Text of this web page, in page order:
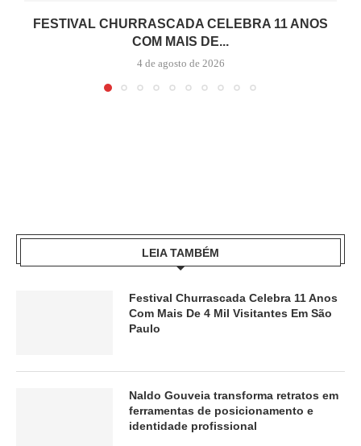
FESTIVAL CHURRASCADA CELEBRA 11 ANOS
COM MAIS DE...
4 de agosto de 2026
LEIA TAMBÉM
Festival Churrascada Celebra 11 Anos
Com Mais De 4 Mil Visitantes Em São
Paulo
Naldo Gouveia transforma retratos em
ferramentas de posicionamento e
identidade profissional